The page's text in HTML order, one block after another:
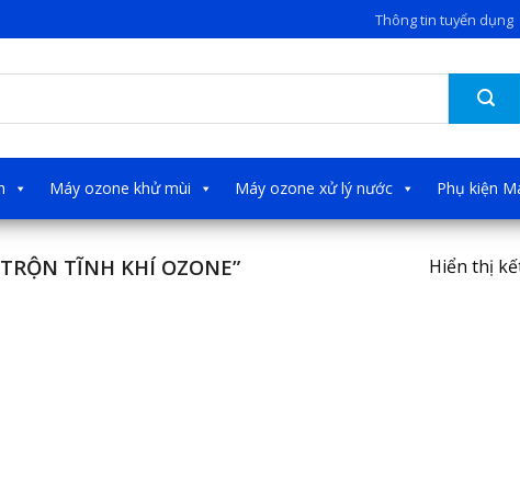
Thông tin tuyển dụng
Máy ozone khử mùi Máy ozone xử lý nước Phụ kiện
TĨNH KHÍ OZONE” Hiển thị